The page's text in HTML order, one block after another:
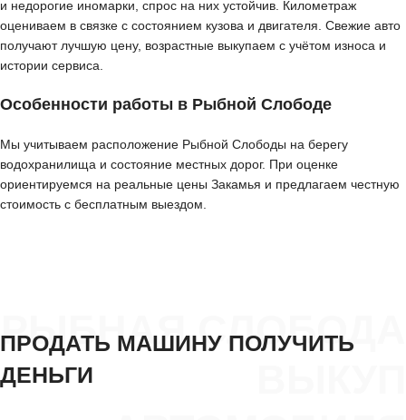
и недорогие иномарки, спрос на них устойчив. Километраж
оцениваем в связке с состоянием кузова и двигателя. Свежие авто
получают лучшую цену, возрастные выкупаем с учётом износа и
истории сервиса.
Особенности работы в Рыбной Слободе
Мы учитываем расположение Рыбной Слободы на берегу
водохранилища и состояние местных дорог. При оценке
ориентируемся на реальные цены Закамья и предлагаем честную
стоимость с бесплатным выездом.
РЫБНАЯ СЛОБОДА
ПРОДАТЬ МАШИНУ ПОЛУЧИТЬ
ДЕНЬГИ